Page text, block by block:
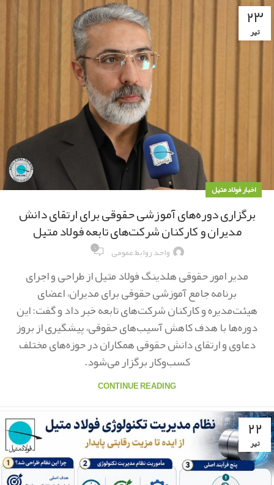
۲۳
تیر
اخبار فولاد متیل
برگزاری دوره‌های آموزشی حقوقی برای ارتقای دانش
مدیران و کارکنان شرکت‌های تابعه فولاد متیل
واحد روابط عمومی ۰
مدیر امور حقوقی هلدینگ فولاد متیل از طراحی و اجرای
برنامه جامع آموزشی حقوقی برای مدیران، اعضای
هیئت‌مدیره و کارکنان شرکت‌های تابعه خبر داد و گفت: این
دوره‌ها با هدف کاهش آسیب‌های حقوقی، پیشگیری از بروز
دعاوی و ارتقای دانش حقوقی همکاران در حوزه‌های مختلف
کسب‌وکار برگزار می‌شود.
CONTINUE READING
۲۲
تیر